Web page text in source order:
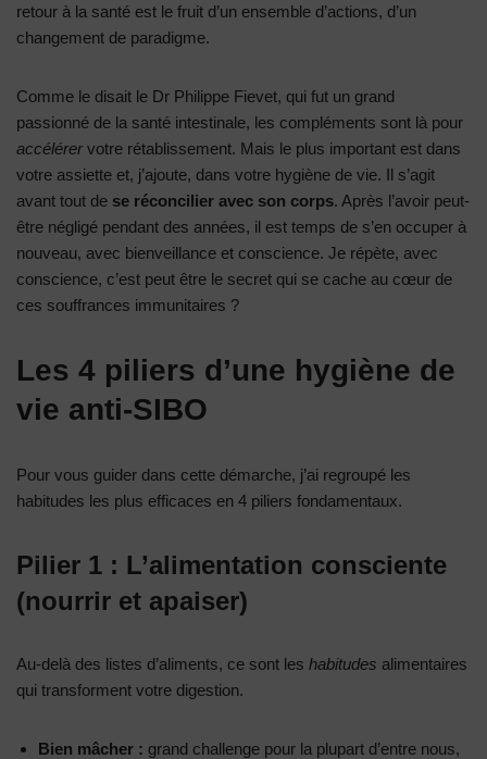
retour à la santé est le fruit d’un ensemble d’actions, d’un
changement de paradigme.
Comme le disait le Dr Philippe Fievet, qui fut un grand
passionné de la santé intestinale, les compléments sont là pour
accélérervotre rétablissement. Mais le plus important est dans
votre assiette et, j’ajoute, dans votre hygiène de vie. Il s’agit
avant tout de se réconcilier avec son corps. Après l’avoir peut-
être négligé pendant des années, il est temps de s’en occuper à
nouveau, avec bienveillance et conscience. Je répète, avec
conscience, c’est peut être le secret qui se cache au cœur de
ces souffrances immunitaires ?
Les 4 piliers d’une hygiène de
vie anti-SIBO
Pour vous guider dans cette démarche, j’ai regroupé les
habitudes les plus efficaces en 4 piliers fondamentaux.
Pilier 1 : L’alimentation consciente
(nourrir et apaiser)
Au-delà des listes d’aliments, ce sont les habitudes alimentaires
qui transforment votre digestion.
Bien mâcher : grand challenge pour la plupart d’entre nous,